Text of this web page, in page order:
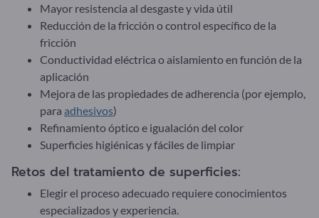
Mayor resistencia al desgaste y vida útil
Reducción de la fricción o control específico de la
fricción
Conductividad eléctrica o aislamiento en función de la
aplicación
Mejora de las propiedades de adherencia (por ejemplo,
para adhesivos)
Refinamiento óptico e igualación del color
Superficies higiénicas y fáciles de limpiar
Retos del tratamiento de superficies:
Elegir el proceso adecuado requiere conocimientos
especializados y experiencia.